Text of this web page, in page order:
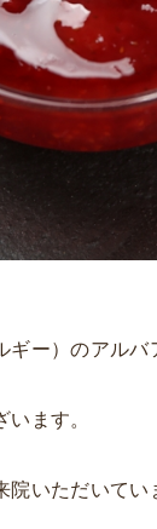
ー）のアルバ
ます。
いただいてい